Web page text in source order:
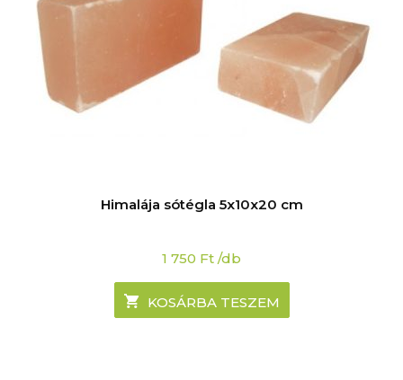
Himalája sótégla 5x10x20 cm
1 750 Ft /db
KOSÁRBA TESZEM